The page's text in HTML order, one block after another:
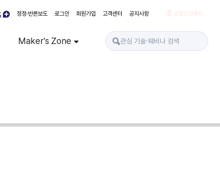
정정·반론보도 로그인 회원가입 고객센터 공지사항 경품당첨확인
Maker's Zone